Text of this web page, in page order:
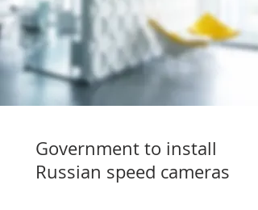
Government to install
Russian speed cameras